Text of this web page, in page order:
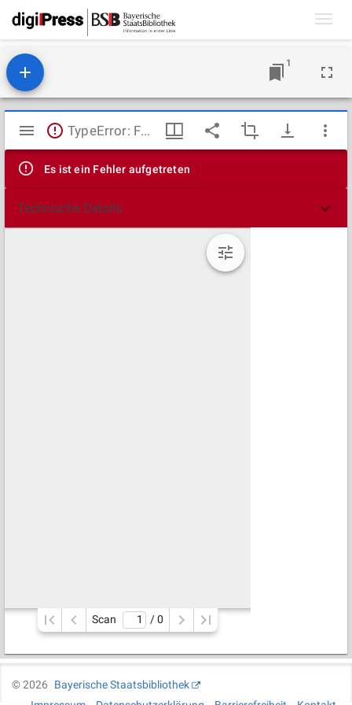
1
Mirador
Viewer
TypeError: Failed to fetch
Es ist ein Fehler aufgetreten
Technische Details
Scan / 0
©2026
Bayerische Staatsbibliothek